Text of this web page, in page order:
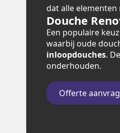
dat alle
Douche
Een populaire
waarbij oude
inloopdouches.
onderhouden.
Offerte